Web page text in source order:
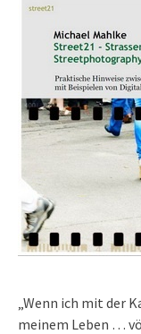
„Wenn ich mit der
meinem Leben …